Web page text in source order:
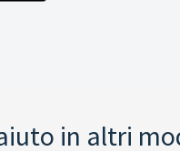
in altri